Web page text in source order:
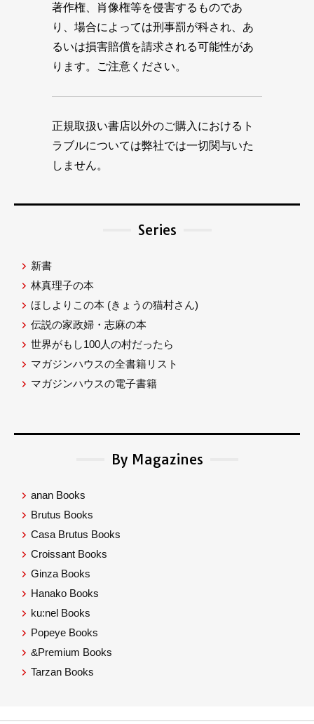
著作権、肖像権等を侵害するものであ
り、場合によっては刑事罰が科され、あ
るいは損害賠償を請求される可能性があ
ります。ご注意ください。
正規取扱い書店以外のご購入におけるト
ラブルについては弊社では一切関与いた
しません。
Series
新書
林真理子の本
ほしよりこの本 (きょうの猫村さん)
伝説の家政婦・志麻の本
世界がもし100人の村だったら
マガジンハウスの全書籍リスト
マガジンハウスの電子書籍
By Magazines
anan Books
Brutus Books
Casa Brutus Books
Croissant Books
Ginza Books
Hanako Books
ku:nel Books
Popeye Books
&Premium Books
Tarzan Books